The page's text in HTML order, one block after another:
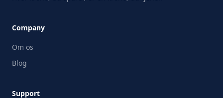
Company
Om os
Blog
Support